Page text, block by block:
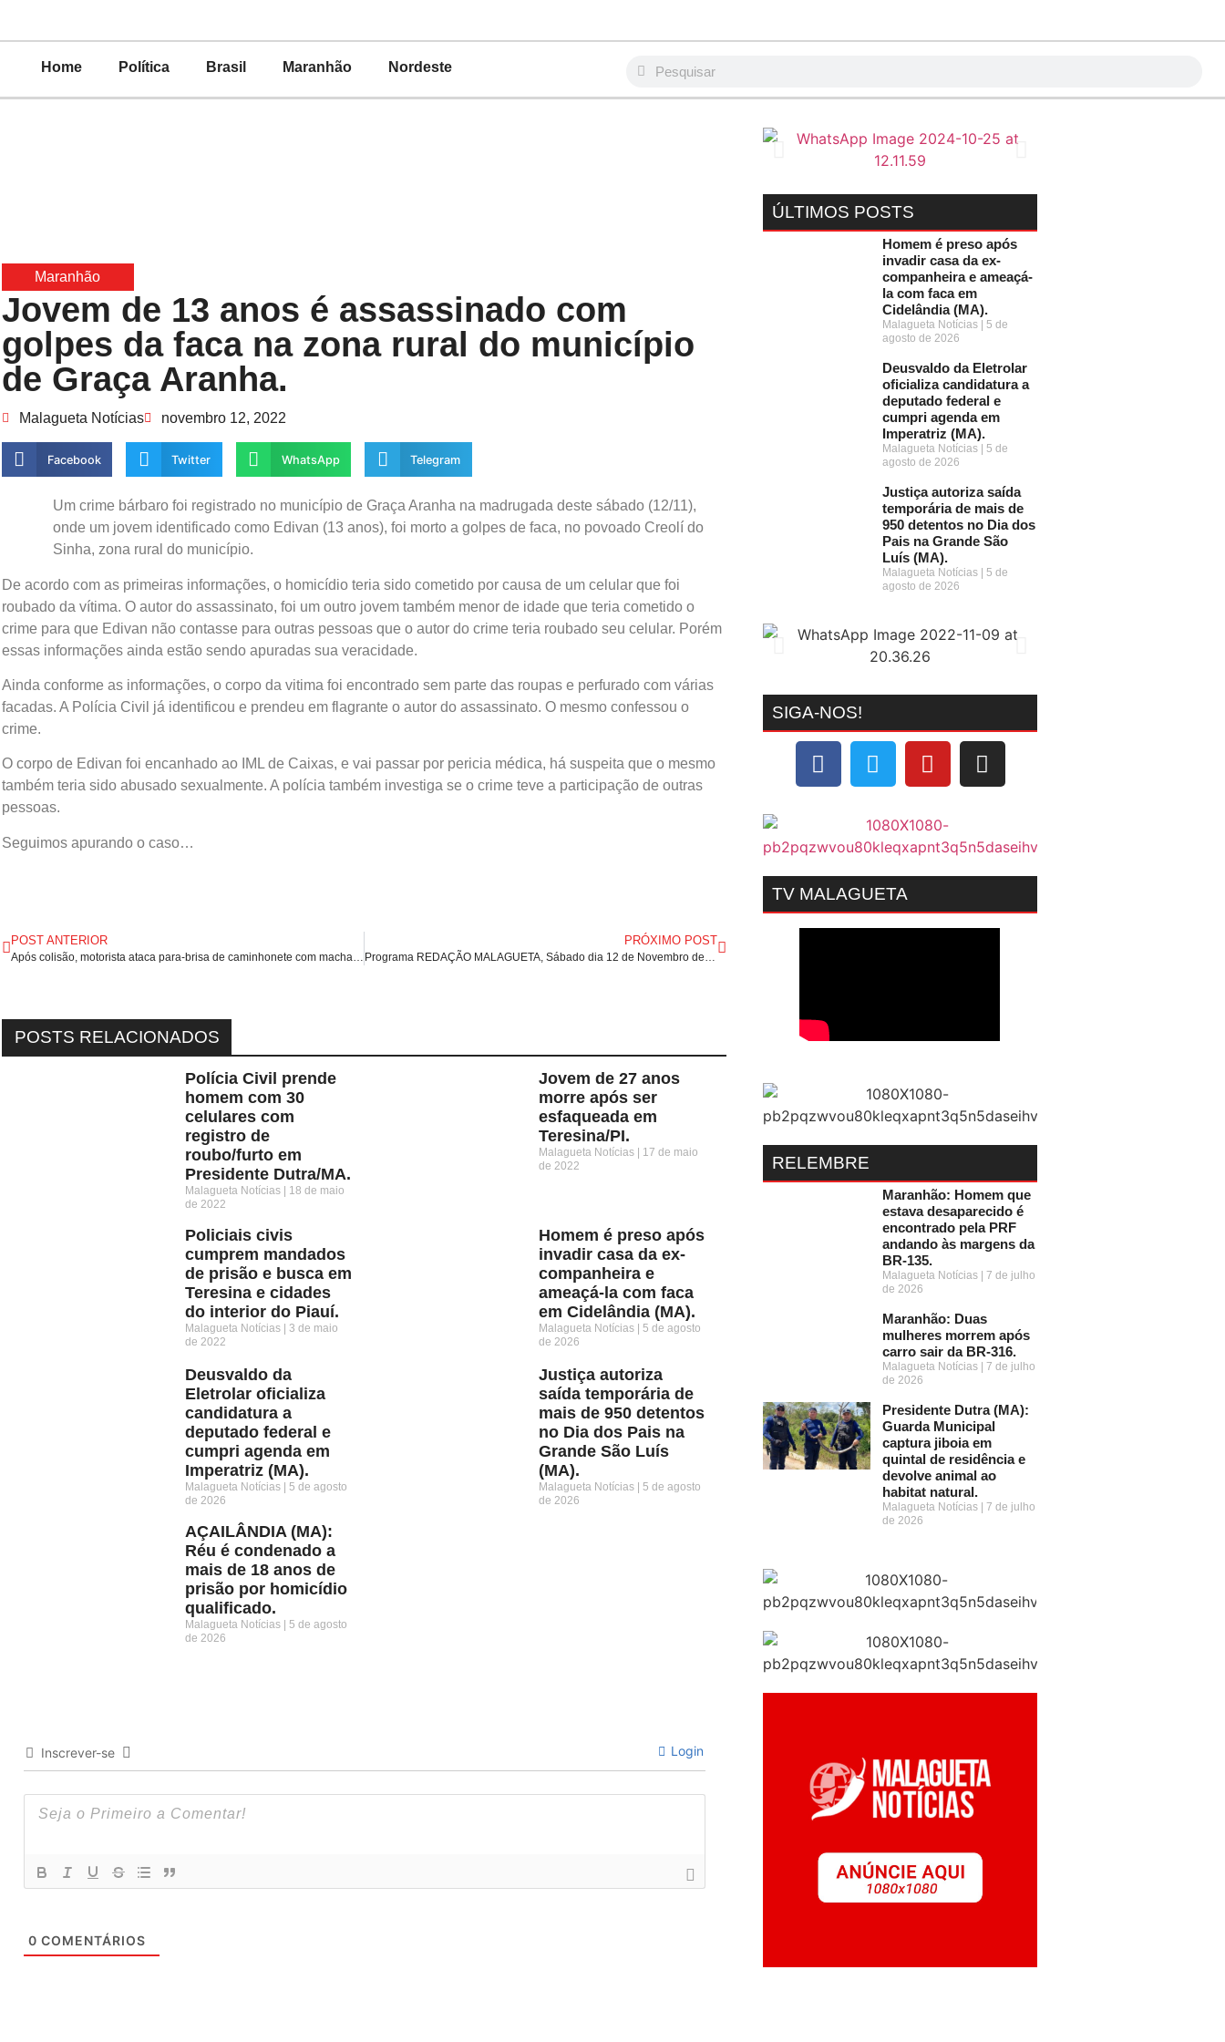
Home Política Brasil Maranhão Nordeste
Maranhão
Jovem de 13 anos é assassinado com
golpes da faca na zona rural do município
de Graça Aranha.
Malagueta Notícias novembro 12, 2022
Facebook Twitter WhatsApp Telegram
Um crime bárbaro foi registrado no município de Graça Aranha na madrugada deste sábado (12/11),
onde um jovem identificado como Edivan (13 anos), foi morto a golpes de faca, no povoado Creolí do
Sinha, zona rural do município.
De acordo com as primeiras informações, o homicídio teria sido cometido por causa de um celular que foi
roubado da vítima. O autor do assassinato, foi um outro jovem também menor de idade que teria cometido o
crime para que Edivan não contasse para outras pessoas que o autor do crime teria roubado seu celular. Porém
essas informações ainda estão sendo apuradas sua veracidade.
Ainda conforme as informações, o corpo da vitima foi encontrado sem parte das roupas e perfurado com várias
facadas. A Polícia Civil já identificou e prendeu em flagrante o autor do assassinato. O mesmo confessou o
crime.
O corpo de Edivan foi encanhado ao IML de Caixas, e vai passar por pericia médica, há suspeita que o mesmo
também teria sido abusado sexualmente. A polícia também investiga se o crime teve a participação de outras
pessoas.
Seguimos apurando o caso…
POST ANTERIOR
Após colisão, motorista ataca para-brisa de caminhonete com machado na Região Metropolitana do Recife/PE.
PRÓXIMO POST
Programa REDAÇÃO MALAGUETA, Sábado dia 12 de Novembro de 2022.
POSTS RELACIONADOS
Polícia Civil prende
homem com 30
celulares com
registro de
roubo/furto em
Presidente Dutra/MA.
Malagueta Notícias
18 de maio
de 2022
Jovem de 27 anos
morre após ser
esfaqueada em
Teresina/PI.
Malagueta Notícias
17 de maio
de 2022
Policiais civis
cumprem mandados
de prisão e busca em
Teresina e cidades
do interior do Piauí.
Malagueta Notícias
3 de maio
de 2022
Homem é preso após
invadir casa da ex-
companheira e
ameaçá-la com faca
em Cidelândia (MA).
Malagueta Notícias
5 de agosto
de 2026
Deusvaldo da
Eletrolar oficializa
candidatura a
deputado federal e
cumpri agenda em
Imperatriz (MA).
Malagueta Notícias
5 de agosto
de 2026
Justiça autoriza
saída temporária de
mais de 950 detentos
no Dia dos Pais na
Grande São Luís
(MA).
Malagueta Notícias
5 de agosto
de 2026
AÇAILÂNDIA (MA):
Réu é condenado a
mais de 18 anos de
prisão por homicídio
qualificado.
Malagueta Notícias
5 de agosto
de 2026
Inscrever-se Login
0 COMENTÁRIOS
ÚLTIMOS POSTS
Homem é preso após
invadir casa da ex-
companheira e ameaçá-
la com faca em
Cidelândia (MA).
Malagueta Notícias
5 de
agosto de 2026
Deusvaldo da Eletrolar
oficializa candidatura a
deputado federal e
cumpri agenda em
Imperatriz (MA).
Malagueta Notícias
5 de
agosto de 2026
Justiça autoriza saída
temporária de mais de
950 detentos no Dia dos
Pais na Grande São
Luís (MA).
Malagueta Notícias
5 de
agosto de 2026
SIGA-NOS!
TV MALAGUETA
RELEMBRE
Maranhão: Homem que
estava desaparecido é
encontrado pela PRF
andando às margens da
BR-135.
Malagueta Notícias
7 de julho
de 2026
Maranhão: Duas
mulheres morrem após
carro sair da BR-316.
Malagueta Notícias
7 de julho
de 2026
Presidente Dutra (MA):
Guarda Municipal
captura jiboia em
quintal de residência e
devolve animal ao
habitat natural.
Malagueta Notícias
7 de julho
de 2026